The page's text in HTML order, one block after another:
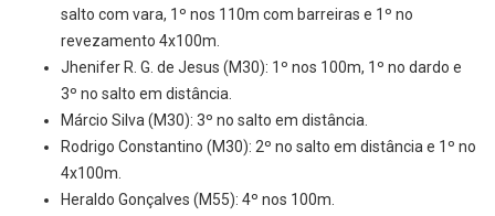
salto com vara, 1º nos 110m com barreiras e 1º no
revezamento 4x100m.
Jhenifer R. G. de Jesus (M30): 1º nos 100m, 1º no dardo e
3º no salto em distância.
Márcio Silva (M30): 3º no salto em distância.
Rodrigo Constantino (M30): 2º no salto em distância e 1º no
4x100m.
Heraldo Gonçalves (M55): 4º nos 100m.